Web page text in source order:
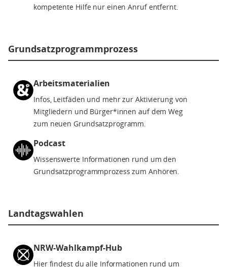
kompetente Hilfe nur einen Anruf entfernt.
Grundsatzprogrammprozess
Arbeitsmaterialien
Infos, Leitfäden und mehr zur Aktivierung von
Mitgliedern und Bürger*innen auf dem Weg
zum neuen Grundsatzprogramm.
Podcast
Wissenswerte Informationen rund um den
Grundsatzprogrammprozess zum Anhören.
Landtagswahlen
NRW-Wahlkampf-Hub
Hier findest du alle Informationen rund um